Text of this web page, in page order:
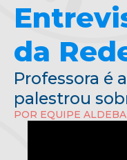
da
Professora é
palestrou
POR EQUIPE